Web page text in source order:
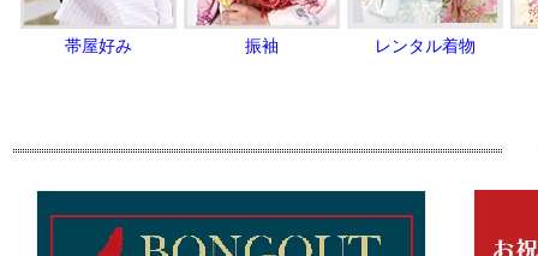
帯屋好み 振袖 レンタル着物